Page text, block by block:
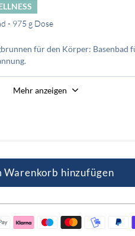
- 975 g Dose
für den Körper: Basenbad
Mehr anzeigen
Warenkorb hinzufügen